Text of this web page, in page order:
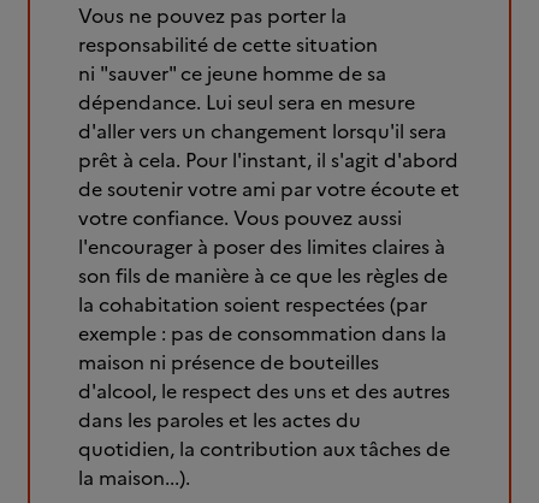
Vous ne pouvez pas porter la
responsabilité de cette situation
ni "sauver" ce jeune homme de sa
dépendance. Lui seul sera en mesure
d'aller vers un changement lorsqu'il sera
prêt à cela. Pour l'instant, il s'agit d'abord
de soutenir votre ami par votre écoute et
votre confiance. Vous pouvez aussi
l'encourager à poser des limites claires à
son fils de manière à ce que les règles de
la cohabitation soient respectées (par
exemple : pas de consommation dans la
maison ni présence de bouteilles
d'alcool, le respect des uns et des autres
dans les paroles et les actes du
quotidien, la contribution aux tâches de
la maison...).